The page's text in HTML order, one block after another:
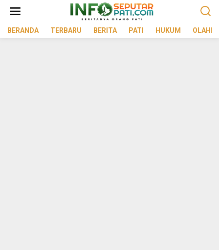
BERANDA
TERBARU BERITA PATI HUKUM